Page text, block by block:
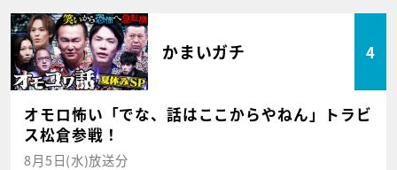
かまいガチ 4
オモロ怖い「でな、話はここからやねん」トラビ
ス松倉参戦！
8月5日(水)放送分